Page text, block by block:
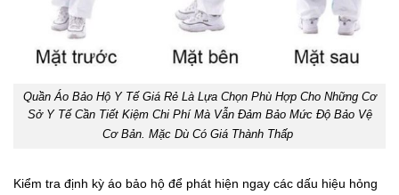
Quần Áo Bảo Hộ Y Tế Giá Rẻ Là Lựa Chọn Phù Hợp Cho Những Cơ
Sở Y Tế Cần Tiết Kiệm Chi Phí Mà Vẫn Đảm Bảo Mức Độ Bảo Vệ
Cơ Bản. Mặc Dù Có Giá Thành Thấp
Kiểm tra định kỳ áo bảo hộ để phát hiện ngay các dấu hiệu hỏng